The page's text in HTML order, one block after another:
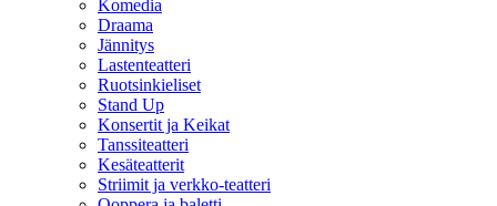
Komedia
Draama
Jännitys
Lastenteatteri
Ruotsinkieliset
Stand Up
Konsertit ja Keikat
Tanssiteatteri
Kesäteatterit
Striimit ja verkko-teatteri